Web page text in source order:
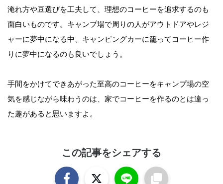
淹れ方や豆選びを工夫して、理想のコーヒーを追求するのも
面白いものです。キャンプ場で周りの人がアウトドアやレジ
ャーに夢中になる中、キャンピングカーに籠ってコーヒー作
りに夢中になるのも良いでしょう。
手間をかけてできあがった至高のコーヒーをキャンプ場の空
気を感じながら味わうのは、家でコーヒーを作るのとは違っ
た趣があると思いますよ。
この記事をシェアする